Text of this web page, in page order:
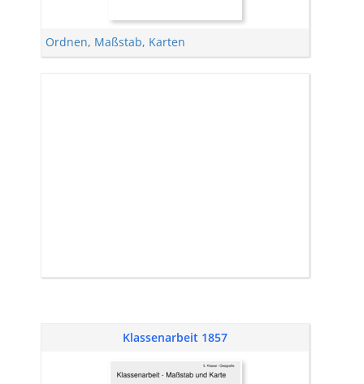
Ordnen, Maßstab, Karten
Klassenarbeit 1857